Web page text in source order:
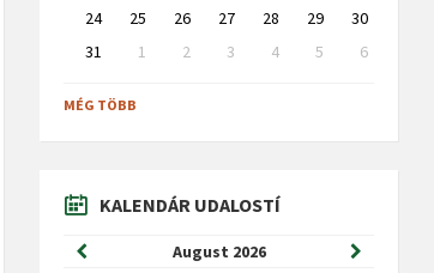
24
25 26 27 28 29
30
31
1 2 3 4 5
6
to
calendar
MÉG TÖBB
KALENDÁR UDALOSTÍ
August 2026
Previous
Next